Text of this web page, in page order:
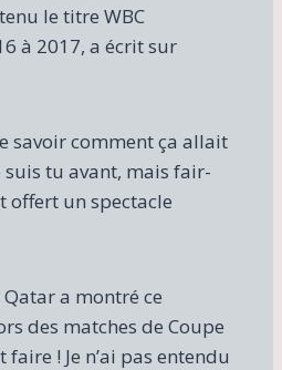
le titre WBC
à 2017, a écrit sur
savoir comment ça allait
tu avant, mais fair-
offert un spectacle
Qatar a montré ce
des matches de Coupe
! Je n’ai pas entendu